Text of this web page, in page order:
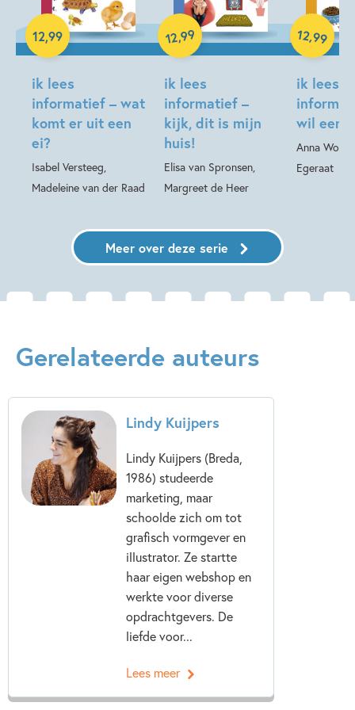
ik lees
informatief – wat
komt er uit een
ei?
Isabel Versteeg,
Madeleine van der Raad
12,99
Hardcover
ik lees
informatief –
kijk, dit is mijn
huis!
Elisa van Spronsen,
Margreet de Heer
12,99
Hardcover
ik lees
wil een
Anna
Egeraat
12,99
Hardcover
Meer over deze serie
Gerelateerde auteurs
Lindy Kuijpers
Lindy Kuijpers (Breda,
1986) studeerde
marketing, maar
schoolde zich om tot
grafisch vormgever en
illustrator. Ze startte
haar eigen webshop en
werkte voor diverse
opdrachtgevers. De
liefde voor...
Lees meer